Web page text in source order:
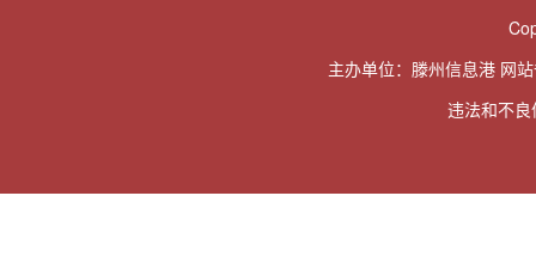
主办单位：滕州信息港 网
违法和不